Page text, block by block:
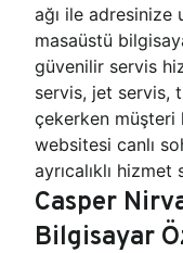
ağı ile adresinize
masaüstü
güvenilir servis
servis, jet servis,
çekerken müşteri
websitesi canlı
ayrıcalıklı hizmet
Casper
Bilgisayar